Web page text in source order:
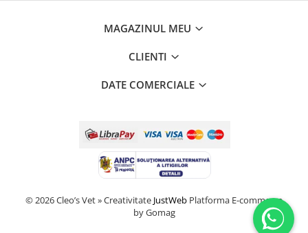
MAGAZINUL MEU
CLIENTI
DATE COMERCIALE
© 2026 Cleo’s Vet » Creativitate JustWeb Platforma E-commerce
by Gomag